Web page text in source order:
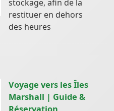
stockage, afin de la
restituer en dehors
des heures
Voyage vers les Îles
Marshall | Guide &